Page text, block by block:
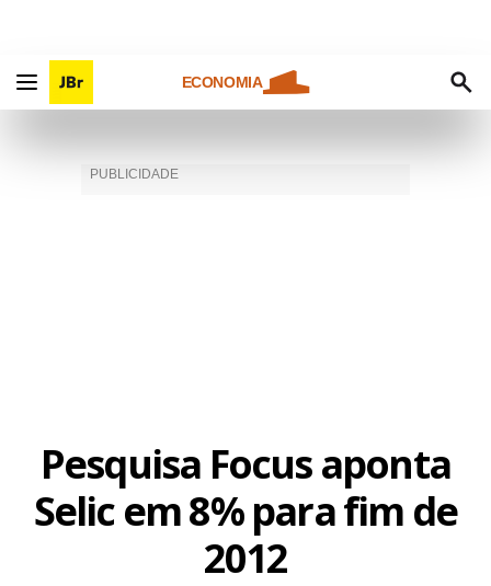
ECONOMIA
Pesquisa Focus aponta
Selic em 8% para fim de
2012